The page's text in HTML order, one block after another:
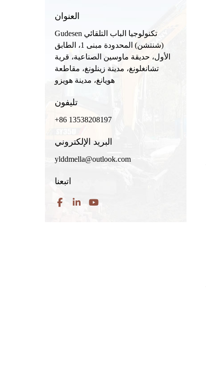
العنوان
Gudesen تكنولوجيا الباب التلقائي
(شنتشن) المحدودة مبنى 1، الطابق
الأول، حديقة ماوسين الصناعية، قرية
تشانغلونغ، مدينة زينلونغ، مقاطعة
هويانغ، مدينة هويزو
تليفون
+86 13538208197
البريد الإلكتروني
ylddmella@outlook.com
اتبعنا